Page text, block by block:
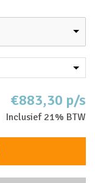
€883,30 p/s
Inclusief 21% BTW